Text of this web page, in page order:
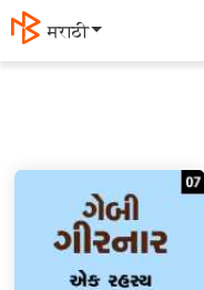
मराठी